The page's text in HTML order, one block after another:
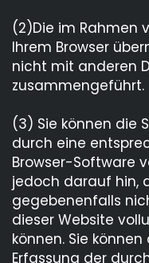
(2)Die im Rahmen
Ihrem Browser
nicht mit anderen
zusammengeführt.
(3) Sie können die
durch eine
Browser-Software
jedoch darauf hin,
gegebenenfalls
dieser Website
können. Sie
Erfassung der